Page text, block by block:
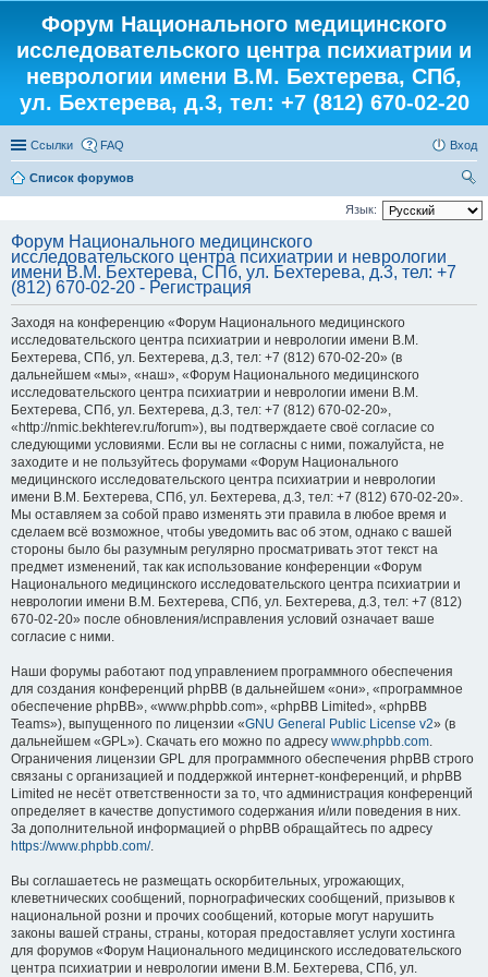
Форум Национального медицинского
исследовательского центра психиатрии и
неврологии имени В.М. Бехтерева, СПб,
ул. Бехтерева, д.3, тел: +7 (812) 670-02-20
Ссылки FAQ Вход
Список форумов
ои
Язык:
Форум Национального медицинского
исследовательского центра психиатрии и неврологии
имени В.М. Бехтерева, СПб, ул. Бехтерева, д.3, тел: +7
(812) 670-02-20 - Регистрация
Заходя на конференцию «Форум Национального медицинского
исследовательского центра психиатрии и неврологии имени В.М.
Бехтерева, СПб, ул. Бехтерева, д.3, тел: +7 (812) 670-02-20» (в
дальнейшем «мы», «наш», «Форум Национального медицинского
исследовательского центра психиатрии и неврологии имени В.М.
Бехтерева, СПб, ул. Бехтерева, д.3, тел: +7 (812) 670-02-20»,
«http://nmic.bekhterev.ru/forum»), вы подтверждаете своё согласие со
следующими условиями. Если вы не согласны с ними, пожалуйста, не
заходите и не пользуйтесь форумами «Форум Национального
медицинского исследовательского центра психиатрии и неврологии
имени В.М. Бехтерева, СПб, ул. Бехтерева, д.3, тел: +7 (812) 670-02-20».
Мы оставляем за собой право изменять эти правила в любое время и
сделаем всё возможное, чтобы уведомить вас об этом, однако с вашей
стороны было бы разумным регулярно просматривать этот текст на
предмет изменений, так как использование конференции «Форум
Национального медицинского исследовательского центра психиатрии и
неврологии имени В.М. Бехтерева, СПб, ул. Бехтерева, д.3, тел: +7 (812)
670-02-20» после обновления/исправления условий означает ваше
согласие с ними.
Наши форумы работают под управлением программного обеспечения
для создания конференций phpBB (в дальнейшем «они», «программное
обеспечение phpBB», «www.phpbb.com», «phpBB Limited», «phpBB
Teams»), выпущенного по лицензии «GNU General Public License v2» (в
дальнейшем «GPL»). Скачать его можно по адресу www.phpbb.com.
Ограничения лицензии GPL для программного обеспечения phpBB строго
связаны с организацией и поддержкой интернет-конференций, и phpBB
Limited не несёт ответственности за то, что администрация конференций
определяет в качестве допустимого содержания и/или поведения в них.
За дополнительной информацией о phpBB обращайтесь по адресу
https://www.phpbb.com/.
Вы соглашаетесь не размещать оскорбительных, угрожающих,
клеветнических сообщений, порнографических сообщений, призывов к
национальной розни и прочих сообщений, которые могут нарушить
законы вашей страны, страны, которая предоставляет услуги хостинга
для форумов «Форум Национального медицинского исследовательского
центра психиатрии и неврологии имени В.М. Бехтерева, СПб, ул.